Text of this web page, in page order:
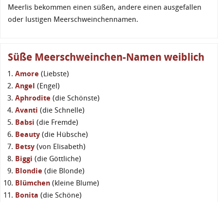
Meerlis bekommen einen süßen, andere einen ausgefallen
oder lustigen Meerschweinchennamen.
Süße Meerschweinchen-Namen weiblich
Amore (Liebste)
Angel (Engel)
Aphrodite (die Schönste)
Avanti (die Schnelle)
Babsi (die Fremde)
Beauty (die Hübsche)
Betsy (von Elisabeth)
Biggi (die Göttliche)
Blondie (die Blonde)
Blümchen (kleine Blume)
Bonita (die Schöne)